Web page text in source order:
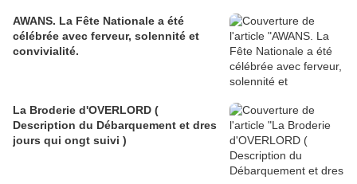
AWANS. La Fête Nationale a été
célébrée avec ferveur, solennité et
convivialité.
La Broderie d'OVERLORD (
Description du Débarquement et dres
jours qui ongt suivi )